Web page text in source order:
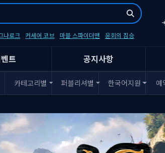
나로크 커세어 코브 마블 스파이더맨 윤회의 짐승
트 공지사항
카테고리별 퍼블리셔별 한국어지원 예